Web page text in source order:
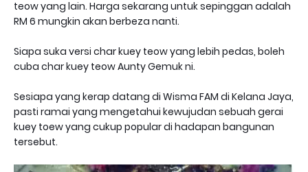
teow yang lain. Harga sekarang untuk sepinggan adalah
RM 6 mungkin akan berbeza nanti.
Siapa suka versi char kuey teow yang lebih pedas, boleh
cuba char kuey teow Aunty Gemuk ni.
Sesiapa yang kerap datang di Wisma FAM di Kelana Jaya,
pasti ramai yang mengetahui kewujudan sebuah gerai
kuey toew yang cukup popular di hadapan bangunan
tersebut.